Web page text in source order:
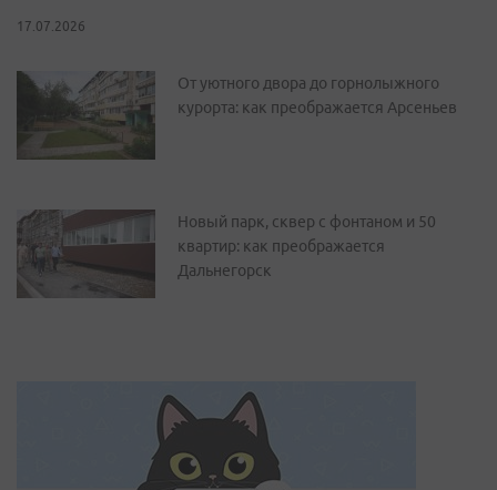
17.07.2026
От уютного двора до горнолыжного
курорта: как преображается Арсеньев
Новый парк, сквер с фонтаном и 50
квартир: как преображается
Дальнегорск